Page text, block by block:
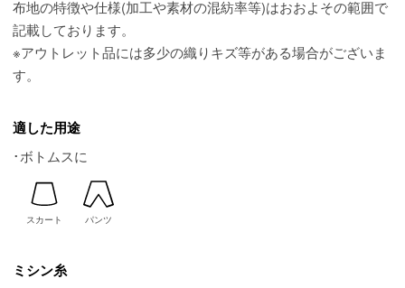
布地の特徴や仕様(加工や素材の混紡率等)はおおよその範囲で
記載しております。
※アウトレット品には多少の織りキズ等がある場合がございま
す。
適した用途
･ボトムスに
スカート パンツ
ミシン糸